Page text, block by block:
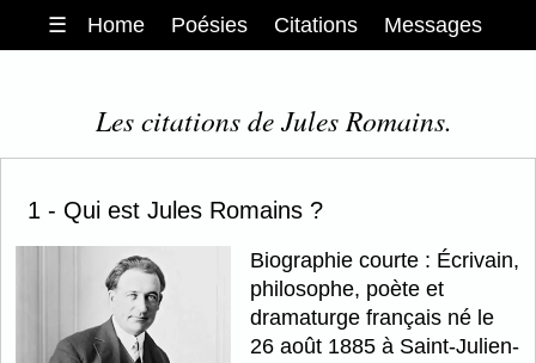
☰ Home Poésies Citations Messages
Les citations de Jules Romains.
1 - Qui est Jules Romains ?
Biographie courte : Écrivain,
philosophe, poète et
dramaturge français né le
26 août 1885 à Saint-Julien-